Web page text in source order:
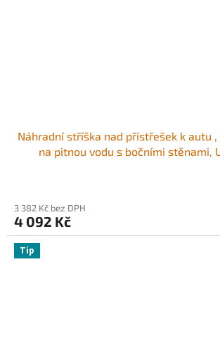
Náhradní stříška nad přístřešek k autu
na pitnou vodu s bočními stěnami,
3 382 Kč bez DPH
4 092 Kč
Tip